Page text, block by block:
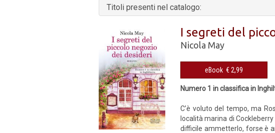
Titoli presenti nel catalogo:
I segreti del
Nicola May
eBook € 2,99
Numero 1 in classifica in
C’è voluto del tempo, ma
località marina di
difficile ammetterlo, forse è